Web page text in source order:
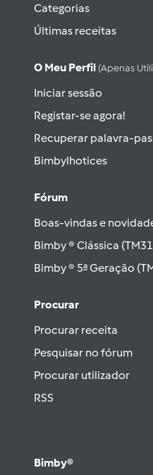
Categorias
Últimas receitas
O Meu Perfil (apenas
Iniciar sessão
Registar-se agora!
Recuperar palavra-
Bimbylhotices
Fórum
Boas-vindas e
Bimby ® Clássica
Bimby ® 5ª Geração
Procurar
Procurar receita
Pesquisar no fórum
Procurar utilizador
RSS
Bimby®